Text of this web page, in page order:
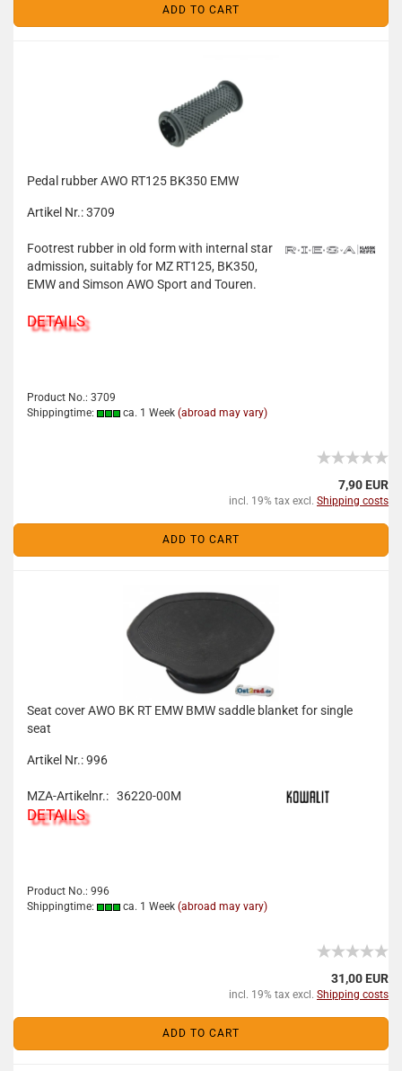
ADD TO CART
Pedal rubber AWO RT125 BK350 EMW
Artikel Nr.: 3709
Footrest rubber in old form with internal star
admission, suitably for MZ RT125, BK350,
EMW and Simson AWO Sport and Touren.
DETAILS
Product No.: 3709
Shippingtime:
ca. 1 Week (abroad may vary)
7,90 EUR
incl. 19% tax excl. Shipping costs
ADD TO CART
Seat cover AWO BK RT EMW BMW saddle blanket for single
seat
Artikel Nr.: 996
MZA-Artikelnr.: 36220-00M
DETAILS
Product No.: 996
Shippingtime:
ca. 1 Week (abroad may vary)
31,00 EUR
incl. 19% tax excl. Shipping costs
ADD TO CART